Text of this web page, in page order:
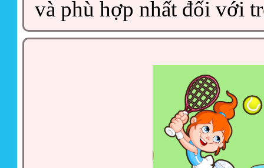
và phù hợp nhất đối với